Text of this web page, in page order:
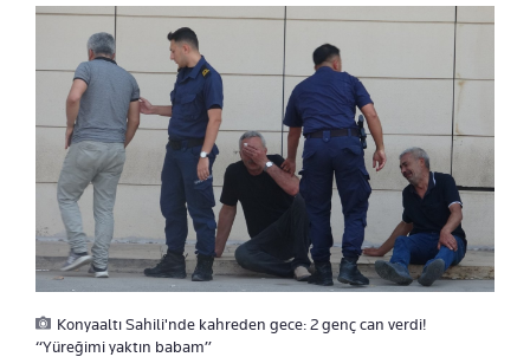
Konyaaltı Sahili'nde kahreden gece: 2 genç can verdi!
“Yüreğimi yaktın babam”